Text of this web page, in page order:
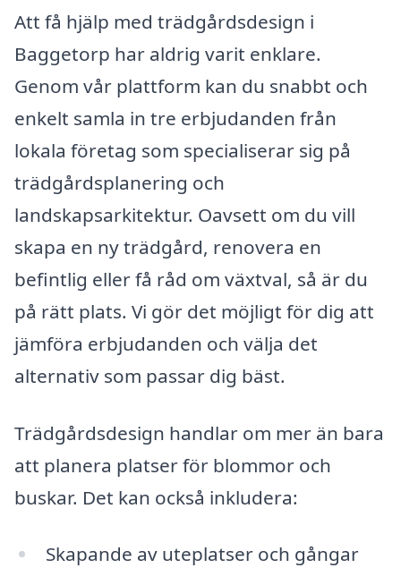
Att få hjälp med trädgårdsdesign i
Baggetorp har aldrig varit enklare.
Genom vår plattform kan du snabbt och
enkelt samla in tre erbjudanden från
lokala företag som specialiserar sig på
trädgårdsplanering och
landskapsarkitektur. Oavsett om du vill
skapa en ny trädgård, renovera en
befintlig eller få råd om växtval, så är du
på rätt plats. Vi gör det möjligt för dig att
jämföra erbjudanden och välja det
alternativ som passar dig bäst.
Trädgårdsdesign handlar om mer än bara
att planera platser för blommor och
buskar. Det kan också inkludera:
Skapande av uteplatser och gångar